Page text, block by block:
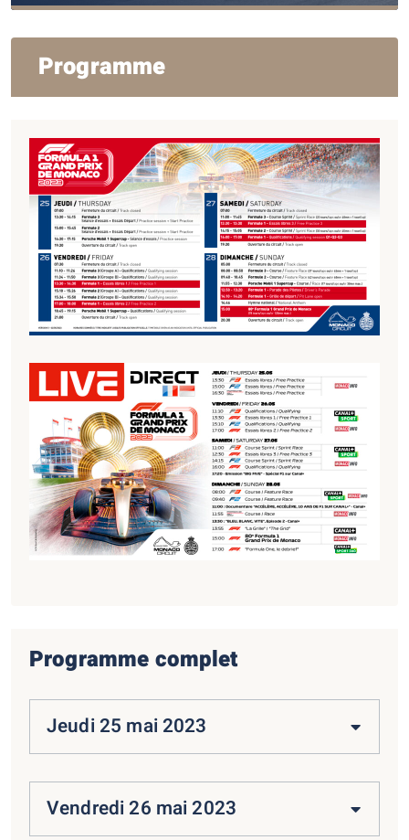
Programme
Programme complet
Jeudi 25 mai 2023
Vendredi 26 mai 2023